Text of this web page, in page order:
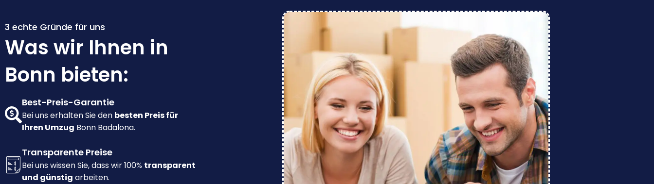
3 echte Gründe für uns
Was wir Ihnen in
Bonn bieten:
Best-Preis-Garantie
Bei uns erhalten Sie den besten Preis für
Ihren Umzug Bonn Badalona.
Transparente Preise
Bei uns wissen Sie, dass wir 100% transparent
und günstig arbeiten.